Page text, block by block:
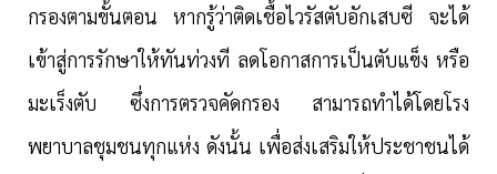
กรองตามขั้นตอน หากรู้ว่าติดเชื้อไวรัสตับอักเสบซี จะได้
เข้าสู่การรักษาให้ทันท่วงที ลดโอกาสการเป็นตับแข็ง หรือ
มะเร็งตับ ซึ่งการตรวจคัดกรอง สามารถทำได้โดยโรง
พยาบาลชุมชนทุกแห่ง ดังนั้น เพื่อส่งเสริมให้ประชาชนได้